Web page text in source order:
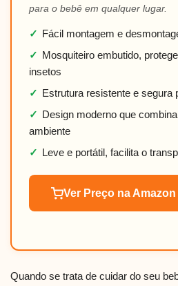
para o bebê em qualquer lugar.
✓ Fácil montagem e
✓ Mosquiteiro embutido,
insetos
✓ Estrutura resistente e segura
✓ Design moderno que
ambiente
✓ Leve e portátil, facilita o
Ver Preço na Amazon
Quando se trata de cuidar do seu